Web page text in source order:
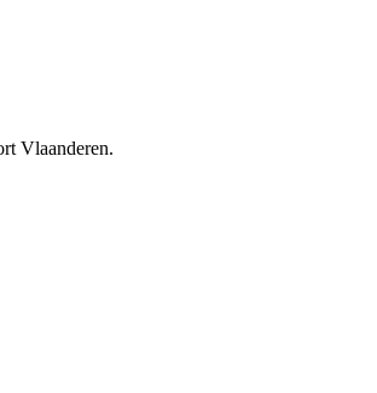
Vlaanderen.